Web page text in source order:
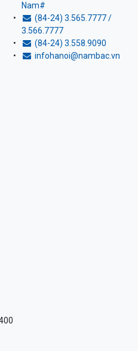
Nam#
(84-24) 3.565.7777 /
3.566.7777
(84-24) 3.558.9090
infohanoi@nambac.vn